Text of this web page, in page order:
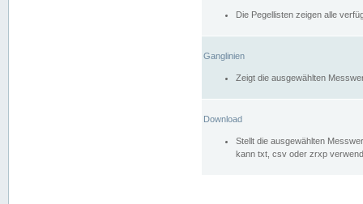
Die Pegellisten zeigen alle
Ganglinien
Zeigt die ausgewählten
Download
Stellt die ausgewählten
kann txt, csv oder zrxp